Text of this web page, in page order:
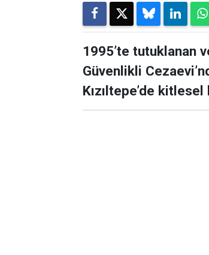
1995’te tutuklanan
Güvenlikli
Kızıltepe’de